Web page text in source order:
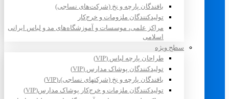
بافندگان پارچه و نخ (شرکت‌های نساجی)
تولیدکنندگان ملزومات و خرج‌کار
مراکز علمی، موسسات و آموزشگاه‌های مد و لباس ایرانی
اسلامی
سطح ویژه
طراحان پارچه لباس (VIP)
تولیدکنندگان پوشاک مدارس (VIP)
بافندگان پارچه و نخ (شرکتهای نساجی)،(VIP)
تولیدکنندگان ملزمات و خرج‌کار پوشاک مدارس(VIP)